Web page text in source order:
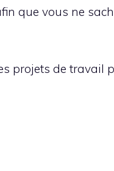
que vous ne
projets de travail